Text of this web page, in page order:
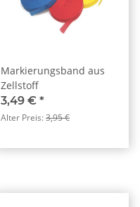
Markierungsband aus
Zellstoff
3,49 € *
Alter Preis:3,95 €